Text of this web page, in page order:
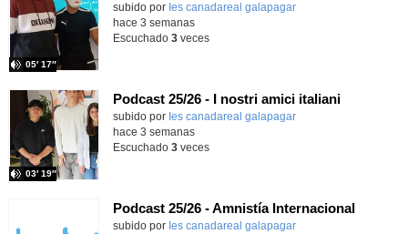
subido por Ies canadareal galapagar
05′ 17″
-
hace 3 semanas
Escuchado 3veces
Podcast 25/26 - I nostri amici italiani
subido por Ies canadareal galapagar
03′ 19″
-
hace 3 semanas
Escuchado 3veces
Podcast 25/26 - Amnistía Internacional
subido por Ies canadareal galapagar-